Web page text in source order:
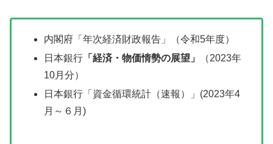
内閣府「年次経済財政報告」（令和5年度）
日本銀行 「経済・物価情勢の展望」
（2023年
10月分）
日本銀行「資金循環統計（速報）」(2023年4
月～６月)